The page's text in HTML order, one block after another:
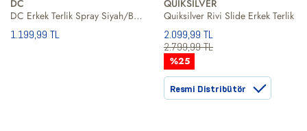
DC
DC Erkek Terlik Spray Siyah/Beyaz
1.199,99 TL
QUIKSILVER
Quiksilver Rivi Slide Erkek Terlik
2.099,99 TL
2.799,99 TL
%25
Resmi Distribütör